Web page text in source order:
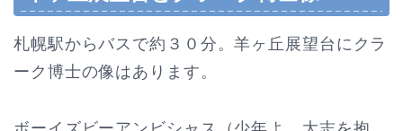
札幌駅からバスで約３０分。羊ヶ丘展望台にクラ
ーク博士の像はあります。